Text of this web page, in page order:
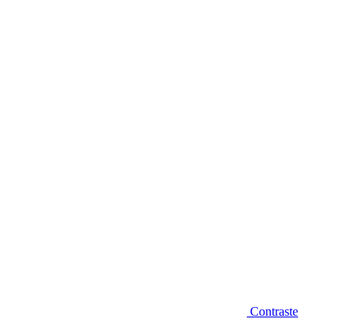
Contraste